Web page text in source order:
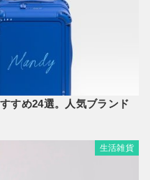
すめ24選。人気ブランド
生活雑貨